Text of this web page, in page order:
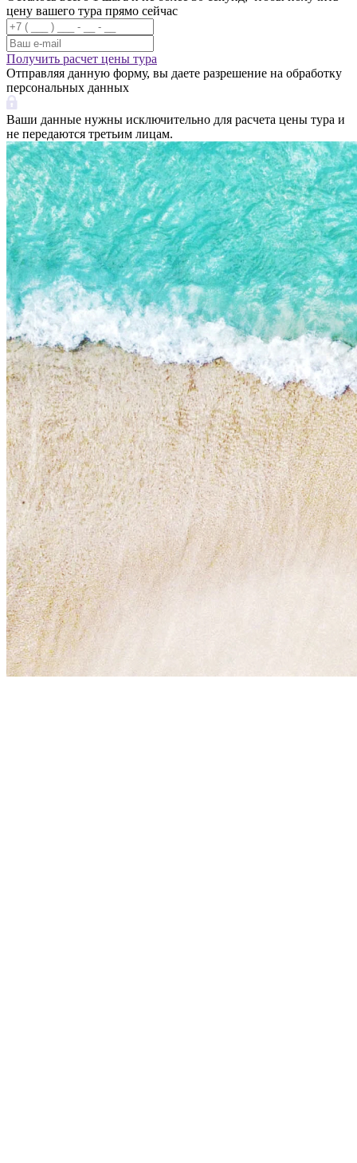
цену вашего тура прямо сейчас
Получить расчет цены тура
Отправляя данную форму, вы даете разрешение на обработку
персональных данных
Ваши данные нужны исключительно для расчета цены тура и
не передаются третьим лицам.